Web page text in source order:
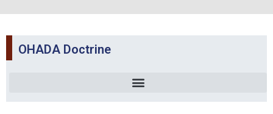
OHADA Doctrine